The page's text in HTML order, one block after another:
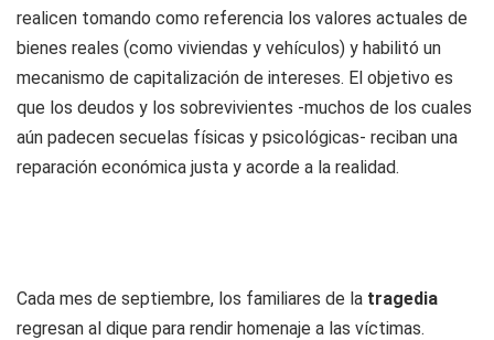
realicen tomando como referencia los valores actuales de
bienes reales (como viviendas y vehículos) y habilitó un
mecanismo de capitalización de intereses. El objetivo es
que los deudos y los sobrevivientes -muchos de los cuales
aún padecen secuelas físicas y psicológicas- reciban una
reparación económica justa y acorde a la realidad.
Cada mes de septiembre, los familiares de la tragedia
regresan al dique para rendir homenaje a las víctimas.